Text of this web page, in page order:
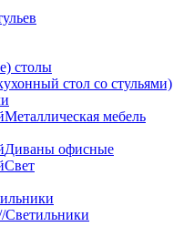
столы
стол со стульями)
Металлическая мебель
Диваны офисные
Свет